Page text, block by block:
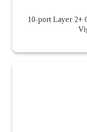
10-port Layer 2+